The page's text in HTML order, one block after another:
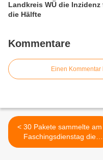
Landkreis WÜ die Inzidenz
die Hälfte
Kommentare
Einen Kommentar
< 30 Pakete sammelte am
Faschingsdienstag die
Veitshöchheimerin Petra